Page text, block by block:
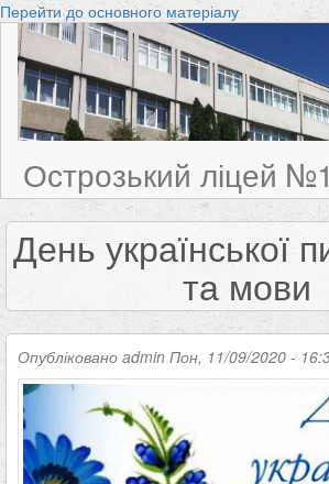
Перейти до основного матеріалу
Острозький ліцей №1
День української
та мови
Опубліковано admin Пон, 11/09/2020 -